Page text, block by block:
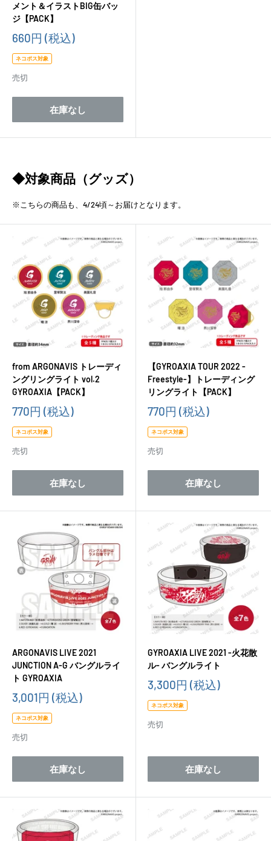
メント＆イラストBIG缶バッ
ジ【PACK】
販
価
格
660円 (税込)
ネコポス対象
売切
在庫なし
◆対象商品（グッズ）
※こちらの商品も、4/24頃～お届けとなります。
from ARGONAVIS トレーディ
ングリングライト vol.2
GYROAXIA【PACK】
販
価
格
770円 (税込)
ネコポス対象
売切
在庫なし
【GYROAXIA TOUR 2022 -
Freestyle-】トレーディング
リングライト【PACK】
販
価
格
770円 (税込)
ネコポス対象
売切
在庫なし
ARGONAVIS LIVE 2021
JUNCTION A-G バングルライ
ト GYROAXIA
販
価
格
3,001円 (税込)
ネコポス対象
売切
在庫なし
GYROAXIA LIVE 2021 -火花散
ル- バングルライト
販
価
格
3,300円 (税込)
ネコポス対象
売切
在庫なし